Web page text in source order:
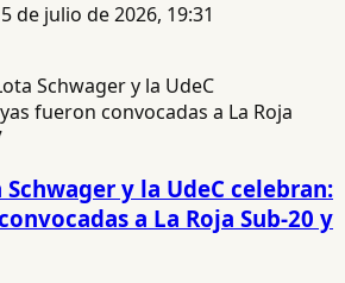
5 de julio de 2026, 19:31
y la UdeC celebran:
a La Roja Sub-20 y